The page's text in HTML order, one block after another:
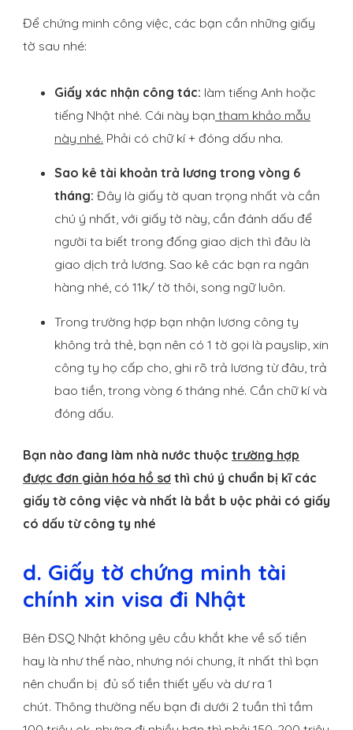
Để chứng minh công việc, các bạn cần những giấy
tờ sau nhé:
Giấy xác nhận công tác: làm tiếng Anh hoặc
tiếng Nhật nhé. Cái này bạn tham khảo mẫu
này nhé. Phải có chữ kí + đóng dấu nha.
Sao kê tài khoản trả lương trong vòng 6
tháng: Đây là giấy tờ quan trọng nhất và cần
chú ý nhất, với giấy tờ này, cần đánh dấu để
người ta biết trong đống giao dịch thì đâu là
giao dịch trả lương. Sao kê các bạn ra ngân
hàng nhé, có 11k/ tờ thôi, song ngữ luôn.
Trong trường hợp bạn nhận lương công ty
không trả thẻ, bạn nên có 1 tờ gọi là payslip, xin
công ty họ cấp cho, ghi rõ trả lương từ đâu, trả
bao tiền, trong vòng 6 tháng nhé. Cần chữ kí và
đóng dấu.
Bạn nào đang làm nhà nước thuộc trường hợp
được đơn giản hóa hồ sơ thì chú ý chuẩn bị kĩ các
giấy tờ công việc và nhất là bắt b uộc phải có giấy
có dấu từ công ty nhé
d. Giấy tờ chứng minh tài
chính xin visa đi Nhật
Bên ĐSQ Nhật không yêu cầu khắt khe về số tiền
hay là như thế nào, nhưng nói chung, ít nhất thì bạn
nên chuẩn bị đủ số tiền thiết yếu và dư ra 1
chút. Thông thường nếu bạn đi dưới 2 tuần thì tầm